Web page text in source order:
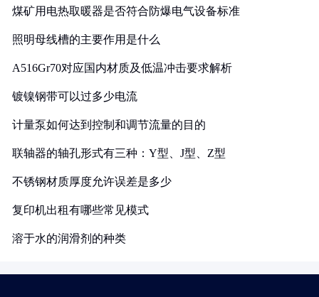
煤矿用电热取暖器是否符合防爆电气设备标准
照明母线槽的主要作用是什么
A516Gr70对应国内材质及低温冲击要求解析
镀镍钢带可以过多少电流
计量泵如何达到控制和调节流量的目的
联轴器的轴孔形式有三种：Y型、J型、Z型
不锈钢材质厚度允许误差是多少
复印机出租有哪些常见模式
溶于水的润滑剂的种类